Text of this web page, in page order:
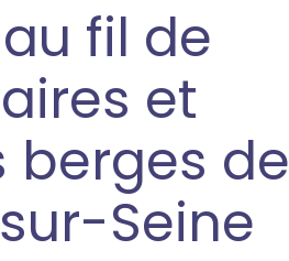
fil de
et
berges de
Seine